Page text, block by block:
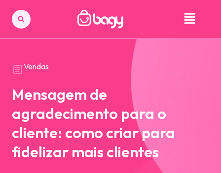
Vendas
Mensagem de
agradecimento para o
cliente: como criar para
fidelizar mais clientes